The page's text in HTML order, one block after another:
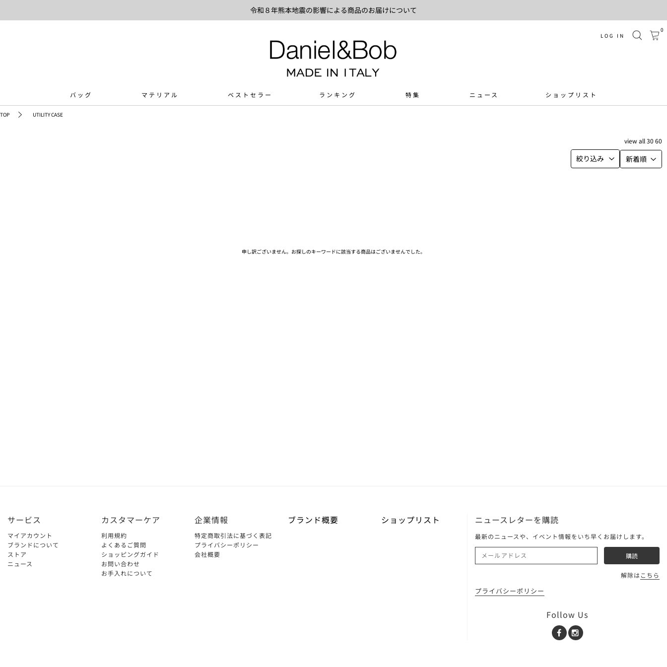
令和８年熊本地震の影響による商品のお届けについて
LOG IN
0
バッグ マテリアル ベストセラー ランキング 特集 ニュース ショップリスト
TOP UTILITY CASE
絞り込み 新着順
viewall30 60
申し訳ございません。お探しのキーワードに該当する商品はございませんでした。
サービス
マイアカウント
ブランドについて
ストア
ニュース
カスタマーケア
利用規約
よくあるご質問
ショッピングガイド
お問い合わせ
お手入れについて
企業情報
特定商取引法に基づく表記
プライバシーポリシー
会社概要
ブランド概要 ショップリスト ニュースレターを購読
最新のニュースや、イベント情報をいち早くお届けします。
解除はこちら
プライバシーポリシー
Follow Us
Facebook
Instagram